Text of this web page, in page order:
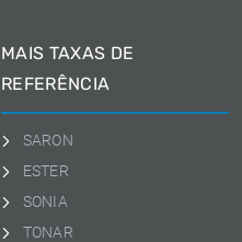
MAIS TAXAS DE
REFERÊNCIA
SARON
ESTER
SONIA
TONAR